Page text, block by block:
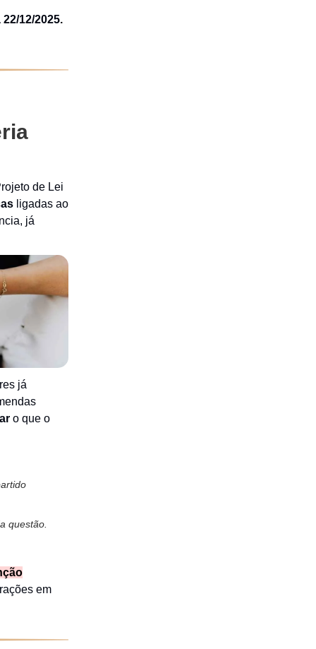
12/2025.
de Lei
ligadas ao
já
já
o que o
questão.
em